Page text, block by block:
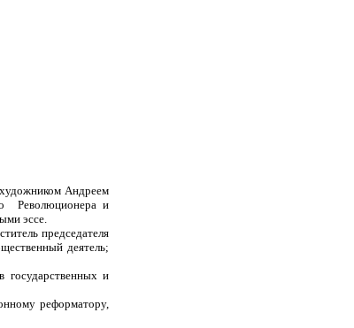
Андреем
Революционера и
эссе.
председателя
деятель;
государственных и
реформатору,